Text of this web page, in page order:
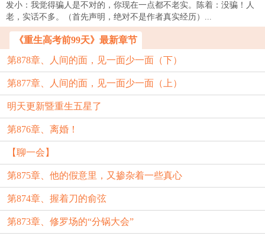
发小：我觉得骗人是不对的，你现在一点都不老实。陈着：没骗！人
老，实话不多。（首先声明，绝对不是作者真实经历）...
《重生高考前99天》最新章节
第878章、人间的面，见一面少一面（下）
第877章、人间的面，见一面少一面（上）
明天更新暨重生五星了
第876章、离婚！
【聊一会】
第875章、他的假意里，又掺杂着一些真心
第874章、握着刀的俞弦
第873章、修罗场的“分锅大会”